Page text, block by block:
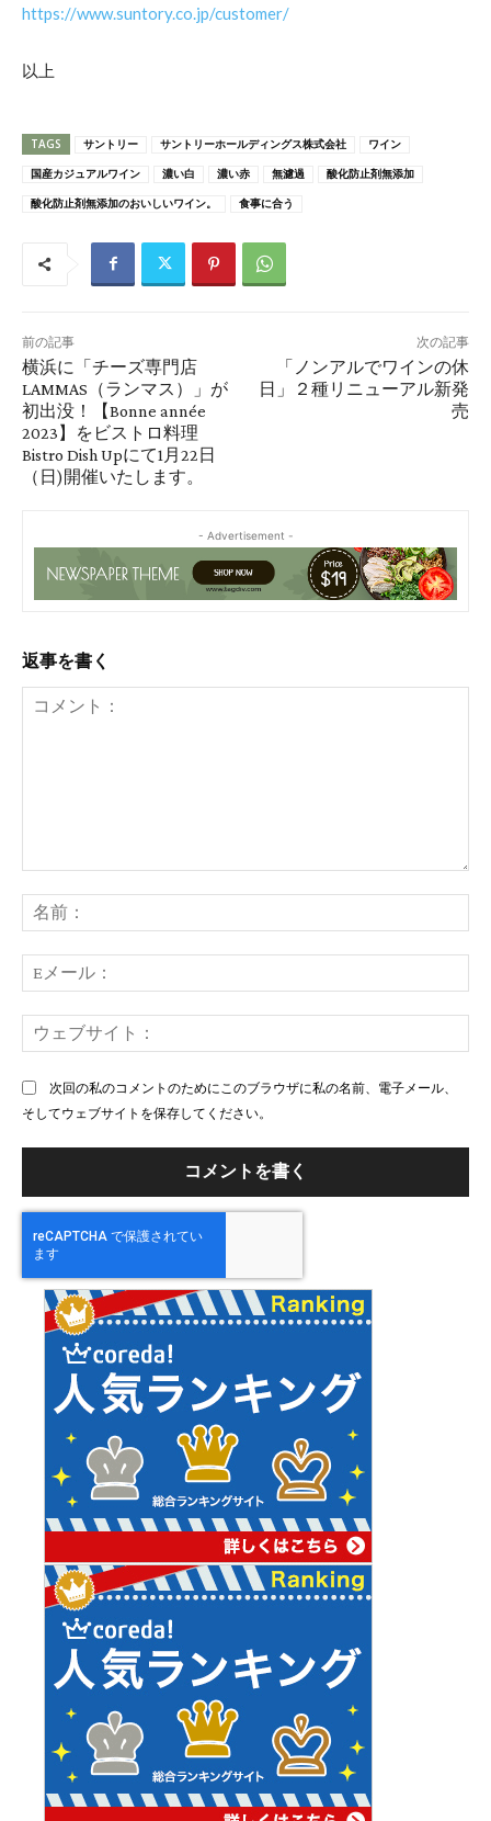
https://www.suntory.co.jp/customer/
以上
TAGS サントリー サントリーホールディングス株式会社 ワイン
国産カジュアルワイン 濃い白 濃い赤 無濾過 酸化防止剤無添加
酸化防止剤無添加のおいしいワイン。 食事に合う
前の記事
横浜に「チーズ専門店
LAMMAS（ランマス）」が
初出没！【Bonne année
2023】をビストロ料理
Bistro Dish Upにて1月22日
（日)開催いたします。
次の記事
「ノンアルでワインの休
日」２種リニューアル新発
売
- Advertisement -
返事を書く
ン
ト：
前
メ
ー
ェ
次回の私のコメントのためにこのブラウザに私の名前、電子メール、
そしてウェブサイトを保存してください。